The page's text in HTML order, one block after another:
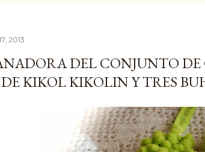
2013
DEL CONJUNTO DE
KIKOL KIKOLIN Y TRES